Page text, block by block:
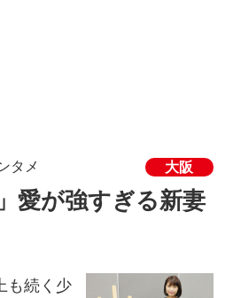
タメ 大阪
愛が強すぎる新妻
も続く少